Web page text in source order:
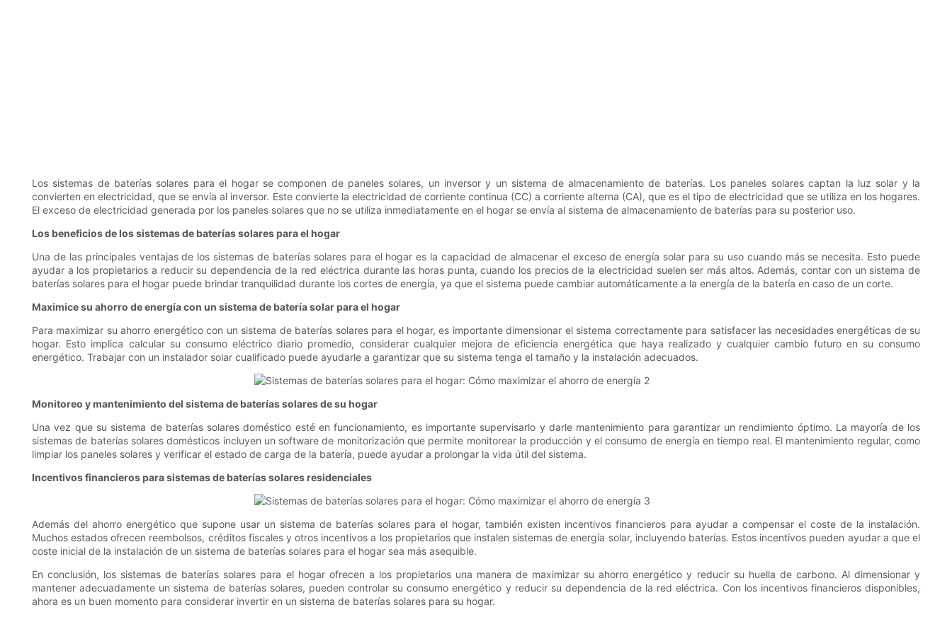
Los sistemas de baterías solares para el hogar se componen de paneles solares, un inversor y un sistema de almacenamiento de baterías. Los paneles solares captan la luz solar y la
convierten en electricidad, que se envía al inversor. Este convierte la electricidad de corriente continua (CC) a corriente alterna (CA), que es el tipo de electricidad que se utiliza en los hogares.
El exceso de electricidad generada por los paneles solares que no se utiliza inmediatamente en el hogar se envía al sistema de almacenamiento de baterías para su posterior uso.
Los beneficios de los sistemas de baterías solares para el hogar
Una de las principales ventajas de los sistemas de baterías solares para el hogar es la capacidad de almacenar el exceso de energía solar para su uso cuando más se necesita. Esto puede
ayudar a los propietarios a reducir su dependencia de la red eléctrica durante las horas punta, cuando los precios de la electricidad suelen ser más altos. Además, contar con un sistema de
baterías solares para el hogar puede brindar tranquilidad durante los cortes de energía, ya que el sistema puede cambiar automáticamente a la energía de la batería en caso de un corte.
Maximice su ahorro de energía con un sistema de batería solar para el hogar
Para maximizar su ahorro energético con un sistema de baterías solares para el hogar, es importante dimensionar el sistema correctamente para satisfacer las necesidades energéticas de su
hogar. Esto implica calcular su consumo eléctrico diario promedio, considerar cualquier mejora de eficiencia energética que haya realizado y cualquier cambio futuro en su consumo
energético. Trabajar con un instalador solar cualificado puede ayudarle a garantizar que su sistema tenga el tamaño y la instalación adecuados.
Monitoreo y mantenimiento del sistema de baterías solares de su hogar
Una vez que su sistema de baterías solares doméstico esté en funcionamiento, es importante supervisarlo y darle mantenimiento para garantizar un rendimiento óptimo. La mayoría de los
sistemas de baterías solares domésticos incluyen un software de monitorización que permite monitorear la producción y el consumo de energía en tiempo real. El mantenimiento regular, como
limpiar los paneles solares y verificar el estado de carga de la batería, puede ayudar a prolongar la vida útil del sistema.
Incentivos financieros para sistemas de baterías solares residenciales
Además del ahorro energético que supone usar un sistema de baterías solares para el hogar, también existen incentivos financieros para ayudar a compensar el coste de la instalación.
Muchos estados ofrecen reembolsos, créditos fiscales y otros incentivos a los propietarios que instalen sistemas de energía solar, incluyendo baterías. Estos incentivos pueden ayudar a que el
coste inicial de la instalación de un sistema de baterías solares para el hogar sea más asequible.
En conclusión, los sistemas de baterías solares para el hogar ofrecen a los propietarios una manera de maximizar su ahorro energético y reducir su huella de carbono. Al dimensionar y
mantener adecuadamente un sistema de baterías solares, pueden controlar su consumo energético y reducir su dependencia de la red eléctrica. Con los incentivos financieros disponibles,
ahora es un buen momento para considerar invertir en un sistema de baterías solares para su hogar.